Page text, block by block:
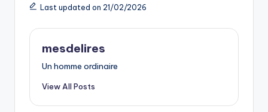
Last updated on 21/02/2026
mesdelires
Un homme ordinaire
View All Posts